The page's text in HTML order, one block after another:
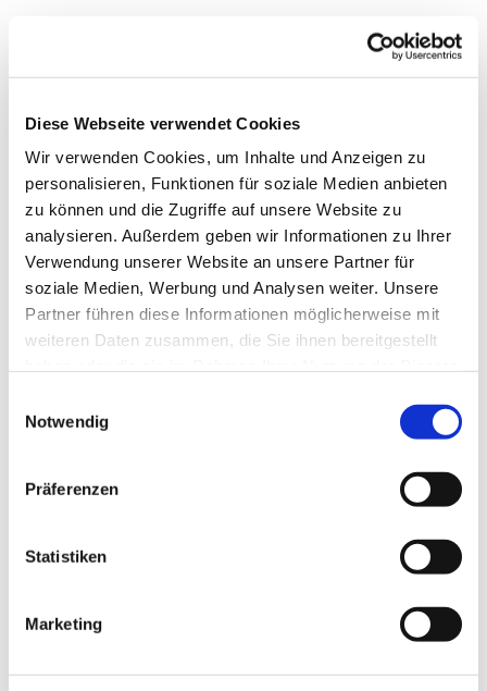
Diese Webseite verwendet Cookies
Wir verwenden Cookies, um Inhalte und Anzeigen zu
personalisieren, Funktionen für soziale Medien anbieten
zu können und die Zugriffe auf unsere Website zu
analysieren. Außerdem geben wir Informationen zu Ihrer
Verwendung unserer Website an unsere Partner für
soziale Medien, Werbung und Analysen weiter. Unsere
Partner führen diese Informationen möglicherweise mit
weiteren Daten zusammen, die Sie ihnen bereitgestellt
Notwendig
Präferenzen
Statistiken
Marketing